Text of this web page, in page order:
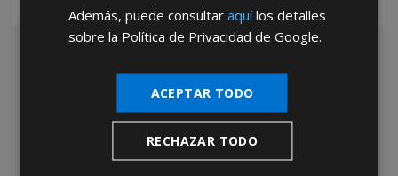
Además, puede consultaraquílos detalles
sobre la Política de Privacidad de Google.
ACEPTAR TODO
RECHAZAR TODO